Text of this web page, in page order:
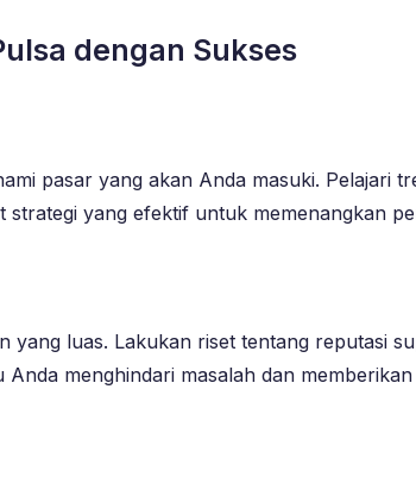
dengan Sukses
pasar yang akan Anda masuki. Pelajari
yang efektif untuk memenangkan
luas. Lakukan riset tentang reputasi
menghindari masalah dan